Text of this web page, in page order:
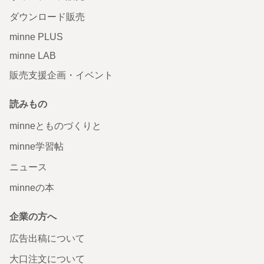
ダウンロード販売
minne PLUS
minne LAB
販売支援企画・イベント
読みもの
minneとものづくりと
minne学習帖
ニュース
minneの本
企業の方へ
広告出稿について
大口注文について